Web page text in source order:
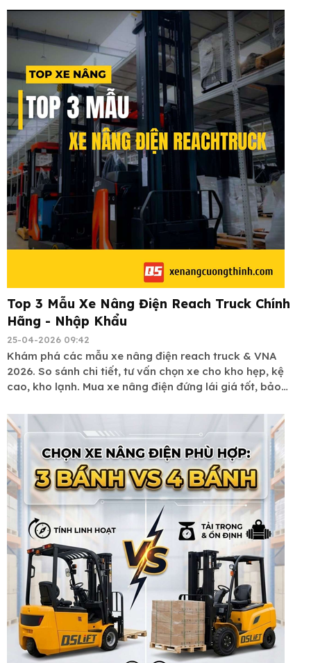
Top 3 Mẫu Xe Nâng Điện Reach Truck Chính
Hãng - Nhập Khẩu
25-04-2026 09:42
Khám phá các mẫu xe nâng điện reach truck & VNA
2026. So sánh chi tiết, tư vấn chọn xe cho kho hẹp, kệ
cao, kho lạnh. Mua xe nâng điện đứng lái giá tốt, bảo